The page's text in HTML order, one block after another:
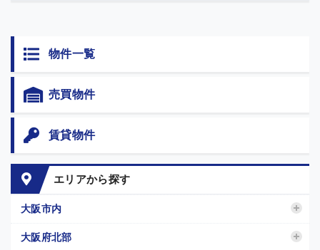
物件一覧
売買物件
賃貸物件
エリアから探す
大阪市内
大阪府北部